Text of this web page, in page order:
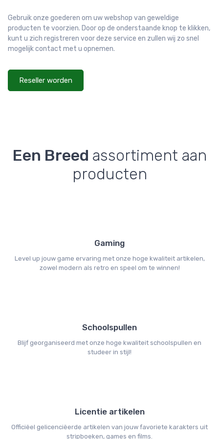
Gebruik onze goederen om uw webshop van geweldige
producten te voorzien. Door op de onderstaande knop te klikken,
kunt u zich registreren voor deze service en zullen wij zo snel
mogelijk contact met u opnemen.
Reseller worden
Een Breed assortiment aan
producten
Gaming
Level up jouw game ervaring met onze hoge kwaliteit artikelen,
zowel modern als retro en speel om te winnen!
Schoolspullen
Blijf georganiseerd met onze hoge kwaliteit schoolspullen en
studeer in stijl!
Licentie artikelen
Officiëel gelicenciëerde artikelen van jouw favoriete karakters uit
stripboeken, games en films.